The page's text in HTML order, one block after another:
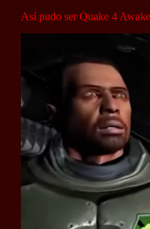
Así pudo ser Quake 4